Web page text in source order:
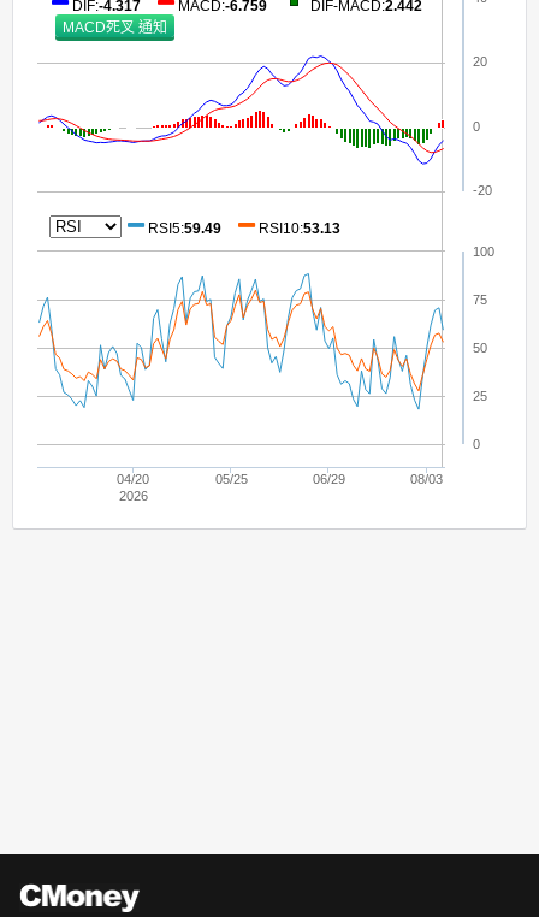
04/20
2026
05/25 06/29 08/03
-20
0
20
0
25
50
75
100
DIF:-4.317 MACD:-6.759 DIF-MACD:2.442
RSI5:59.49 RSI10:53.13